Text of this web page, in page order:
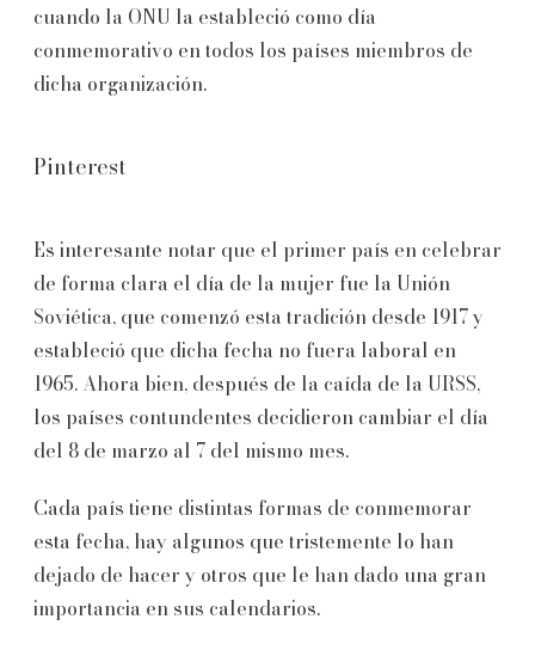
cuando la ONU la estableció como día
conmemorativo en todos los países miembros de
dicha organización.
Pinterest
Es interesante notar que el primer país en celebrar
de forma clara el día de la mujer fue la Unión
Soviética, que comenzó esta tradición desde 1917 y
estableció que dicha fecha no fuera laboral en
1965. Ahora bien, después de la caída de la URSS,
los países contundentes decidieron cambiar el día
del 8 de marzo al 7 del mismo mes.
Cada país tiene distintas formas de conmemorar
esta fecha, hay algunos que tristemente lo han
dejado de hacer y otros que le han dado una gran
importancia en sus calendarios.